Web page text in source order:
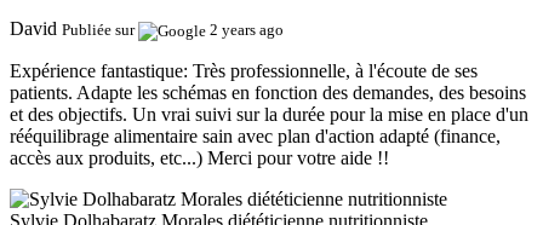
David Publiée sur 2 years ago
Expérience fantastique: Très professionnelle, à l'écoute de ses
patients. Adapte les schémas en fonction des demandes, des besoins
et des objectifs. Un vrai suivi sur la durée pour la mise en place d'un
rééquilibrage alimentaire sain avec plan d'action adapté (finance,
accès aux produits, etc...) Merci pour votre aide !!